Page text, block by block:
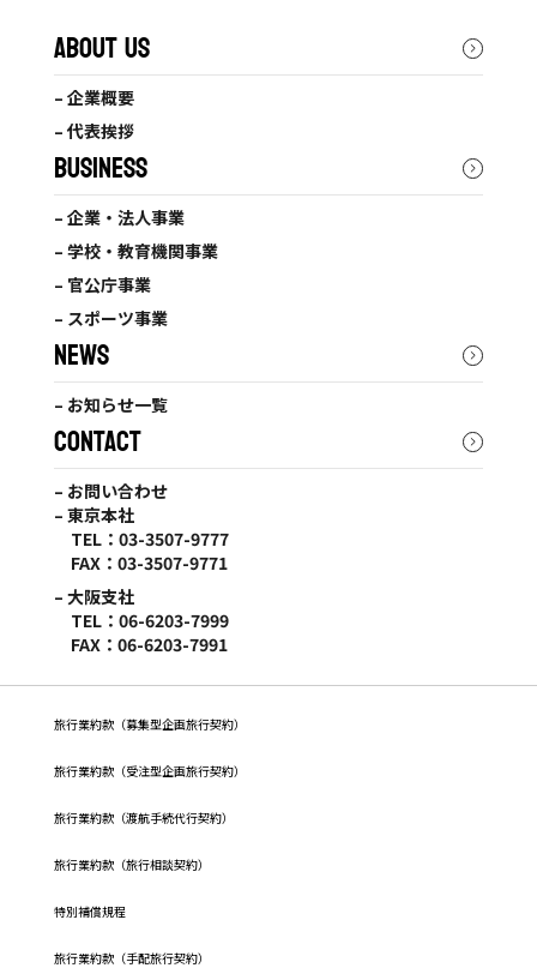
ABOUT US
– 企業概要
– 代表挨拶
BUSINESS
– 企業・法人事業
– 学校・教育機関事業
– 官公庁事業
– スポーツ事業
NEWS
– お知らせ一覧
CONTACT
– お問い合わせ
– 東京本社
TEL：03-3507-9777
FAX：03-3507-9771
– 大阪支社
TEL：06-6203-7999
FAX：06-6203-7991
旅行業約款（募集型企画旅行契約）
旅⾏業約款（受注型企画旅⾏契約）
旅行業約款（渡航手続代行契約）
旅行業約款（旅行相談契約）
特別補償規程
旅行業約款（手配旅行契約）